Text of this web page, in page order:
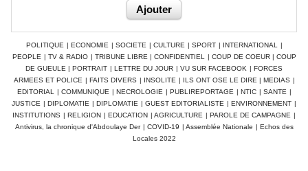
POLITIQUE | ECONOMIE | SOCIETE | CULTURE | SPORT | INTERNATIONAL
|
PEOPLE | TV & RADIO | TRIBUNE LIBRE | CONFIDENTIEL | COUP DE COEUR | COUP
DE GUEULE | PORTRAIT | LETTRE DU JOUR | VU SUR FACEBOOK | FORCES
ARMEES ET POLICE | FAITS DIVERS | INSOLITE | ILS ONT OSE LE DIRE | MEDIAS |
EDITORIAL
| COMMUNIQUE | NECROLOGIE | PUBLIREPORTAGE | NTIC | SANTE |
JUSTICE | DIPLOMATIE | DIPLOMATIE | GUEST EDITORIALISTE | ENVIRONNEMENT |
INSTITUTIONS | RELIGION | EDUCATION | AGRICULTURE | PAROLE DE CAMPAGNE |
Antivirus, la chronique d'Abdoulaye Der | COVID-19 | Assemblée Nationale | Echos des
Locales 2022